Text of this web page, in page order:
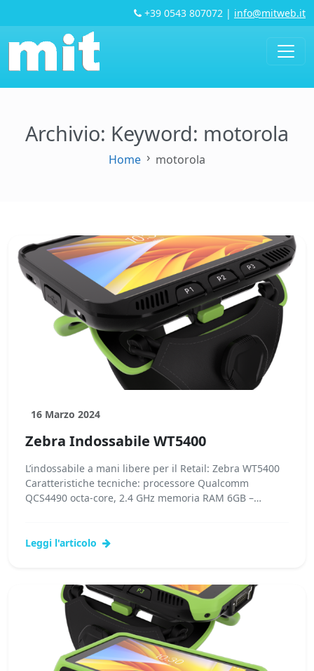
+39 0543 807072 | info@mitweb.it
Archivio: Keyword: motorola
Home motorola
16 Marzo 2024
Zebra Indossabile WT5400
L’indossabile a mani libere per il Retail: Zebra WT5400
Caratteristiche tecniche: processore Qualcomm
QCS4490 octa-core, 2.4 GHz memoria RAM 6GB –
Leggi l'articolo